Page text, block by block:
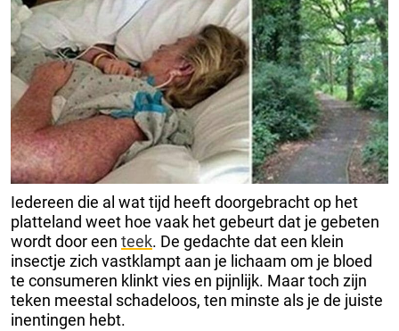
Iedereen die al wat tijd heeft doorgebracht op het
platteland weet hoe vaak het gebeurt dat je gebeten
wordt door een teek. De gedachte dat een klein
insectje zich vastklampt aan je lichaam om je bloed
te consumeren klinkt vies en pijnlijk. Maar toch zijn
teken meestal schadeloos, ten minste als je de juiste
inentingen hebt.